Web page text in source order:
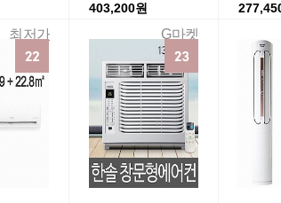
최저가
403,200원
G마켓